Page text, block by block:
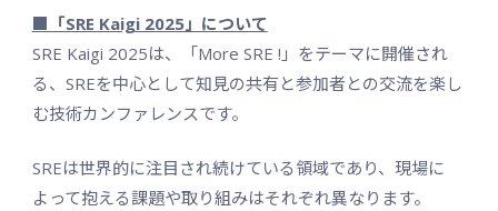
■「SRE Kaigi 2025」について
SRE Kaigi 2025は、「More SRE !」をテーマに開催され
る、SREを中心として知見の共有と参加者との交流を楽し
む技術カンファレンスです。
SREは世界的に注目され続けている領域であり、現場に
よって抱える課題や取り組みはそれぞれ異なります。